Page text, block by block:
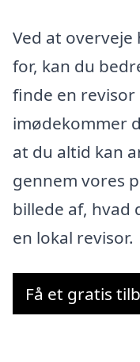
Ved at
for, kan du
finde en revisor
imødekommer
at du altid kan
gennem vores
billede af, hvad
en lokal revisor.
Få et gratis